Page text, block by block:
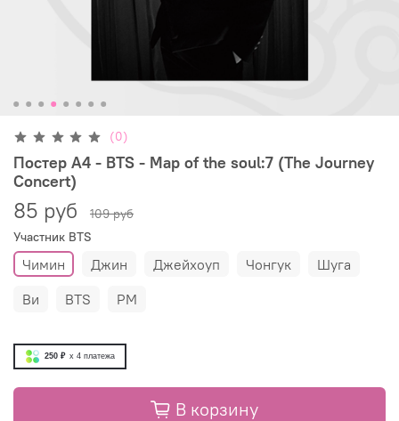
(0)
Постер А4 - BTS - Map of the soul:7 (The Journey
Concert)
85 руб
109 руб
Участник BTS
Чимин Джин Джейхоуп Чонгук
Шуга
Ви
BTS РМ
250 ₽ x 4 платежа
В корзину